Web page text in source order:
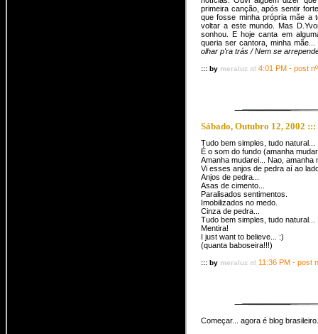
primeira canção, após sentir
que fosse minha própria mãe a
voltar a este mundo. Mas
sonhou. E hoje canta em
queria ser cantora, minha
olhar p'ra trás / Nem se
::: by meraluz at 4:01 PM - post nº
Sábado, Outubro 12, 2002 :::
Tudo bem simples, tudo natural...
É o som do fundo (amanha
Amanha mudarei... Nao, amanha
Vi esses anjos de pedra aí ao
Anjos de pedra...
Asas de cimento...
Paralisados sentimentos.
Imobilizados no medo.
Cinza de pedra...
Tudo bem simples, tudo natural...
Mentira!
I just want to believe... :)
(quanta baboseira!!!)
::: by meraluz at 11:36 PM - post
Começar... agora é blog brasileiro.